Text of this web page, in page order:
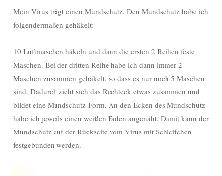
Mein Virus trägt einen Mundschutz. Den Mundschutz habe ich
folgendermaßen gehäkelt:
10 Luftmaschen häkeln und dann die ersten 2 Reihen feste
Maschen. Bei der dritten Reihe habe ich dann immer 2
Maschen zusammen gehäkelt, so dass es nur noch 5 Maschen
sind. Dadurch zieht sich das Rechteck etwas zusammen und
bildet eine Mundschutz-Form. An den Ecken des Mundschutz
habe ich jeweils einen weißen Faden angenäht. Damit kann der
Mundschutz auf der Rückseite vom Virus mit Schleifchen
festgebunden werden.